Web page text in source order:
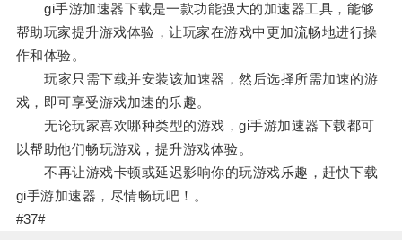
gi手游加速器下载是一款功能强大的加速器工具，能够
帮助玩家提升游戏体验，让玩家在游戏中更加流畅地进行操
作和体验。
玩家只需下载并安装该加速器，然后选择所需加速的游
戏，即可享受游戏加速的乐趣。
无论玩家喜欢哪种类型的游戏，gi手游加速器下载都可
以帮助他们畅玩游戏，提升游戏体验。
不再让游戏卡顿或延迟影响你的玩游戏乐趣，赶快下载
gi手游加速器，尽情畅玩吧！。
#37#